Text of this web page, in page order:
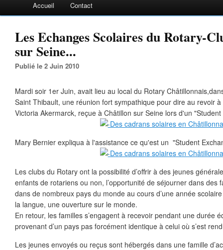
Accueil Contact
Les Echanges Scolaires du Rotary-
sur Seine...
Publié le 2 Juin 2010
Mardi soir 1er Juin, avait lieu au local du Rotary
Saint Thibault, une réunion fort sympathique pour dire au revoir
Victoria Akermarck, reçue à Châtillon sur Seine lors d'un
Mary Bernier expliqua à l'assistance ce qu'est un "Student
Les clubs du Rotary ont la possibilité d’offrir à des jeunes
enfants de rotariens ou non, l’opportunité de séjourner dans des
dans de nombreux pays du monde au cours d’une année
la langue, une ouverture sur le monde.
En retour, les familles s’engagent à recevoir pendant une durée
provenant d’un pays pas forcément identique à celui où s’est
Les jeunes envoyés ou reçus sont hébergés dans une famille